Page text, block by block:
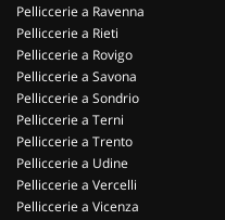
Pelliccerie a Ravenna
Pelliccerie a Rieti
Pelliccerie a Rovigo
Pelliccerie a Savona
Pelliccerie a Sondrio
Pelliccerie a Terni
Pelliccerie a Trento
Pelliccerie a Udine
Pelliccerie a Vercelli
Pelliccerie a Vicenza